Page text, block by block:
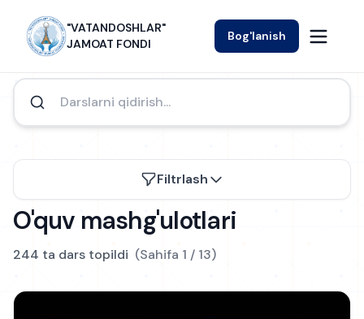
"VATANDOSHLAR"
JAMOAT FONDI
Bog'lanish
Filtrlash
FANLAR
O'quv mashg'ulotlari
244 ta dars topildi (Sahifa 1 / 13)